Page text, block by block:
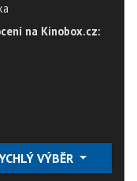
na Kinobox.cz:
VÝBĚR